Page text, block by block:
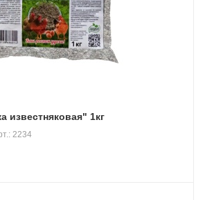
известняковая" 1кг
2234